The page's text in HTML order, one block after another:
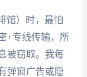
馆）时，最怕
+专线传输，所
被窃取。我每
弹窗广告或隐